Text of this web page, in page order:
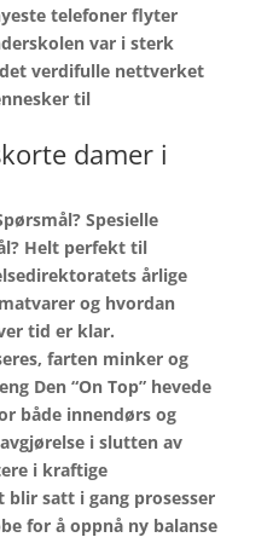
telefoner flyter
var i sterk
verdifulle nettverket
til
damer i
Spesielle
Helt perfekt til
årlige
og hvordan
tid er klar.
farten minker og
Den “On Top” hevede
både innendørs og
i slutten av
i kraftige
satt i gang prosesser
for å oppnå ny balanse